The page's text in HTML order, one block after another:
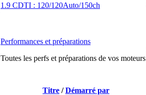
1.9 CDTI : 120/120Auto/150ch
Performances et préparations
Toutes les perfs et préparations de vos moteurs
Titre /Démarré par